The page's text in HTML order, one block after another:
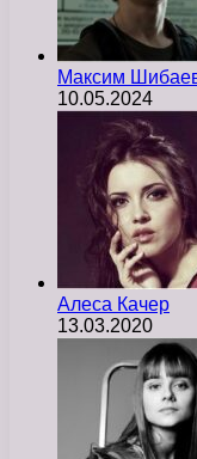
Максим
10.05.2024
Алеса Качер
13.03.2020